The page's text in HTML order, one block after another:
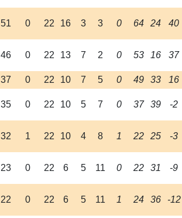
51 0 22 16 3 3 0 64 24 40
46 0 22 13 7 2 0 53 16 37
37 0 22 10 7 5 0 49 33 16
35 0 22 10 5 7 0 37 39 -2
32 1 22 10 4 8 1 22 25 -3
23 0 22 6 5 11 0 22 31 -9
22 0 22 6 5 11 1 24 36 -12